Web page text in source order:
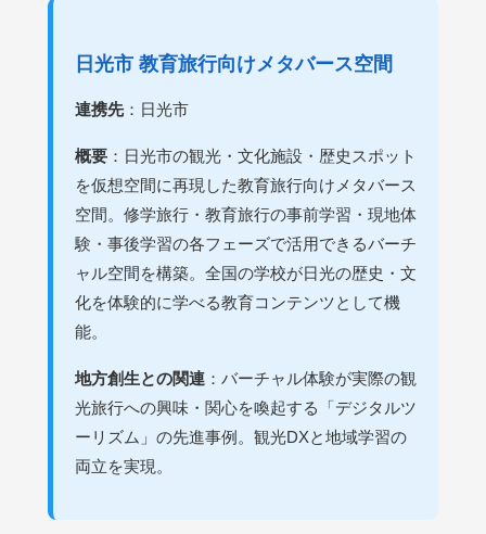
日光市 教育旅行向けメタバース空間
連携先：日光市
概要 ：日光市の観光・文化施設・歴史スポット
を仮想空間に再現した教育旅行向けメタバース
空間。修学旅行・教育旅行の事前学習・現地体
験・事後学習の各フェーズで活用できるバーチ
ャル空間を構築。全国の学校が日光の歴史・文
化を体験的に学べる教育コンテンツとして機
能。
地方創生との関連 ：バーチャル体験が実際の観
光旅行への興味・関心を喚起する「デジタルツ
ーリズム」の先進事例。観光DXと地域学習の
両立を実現。